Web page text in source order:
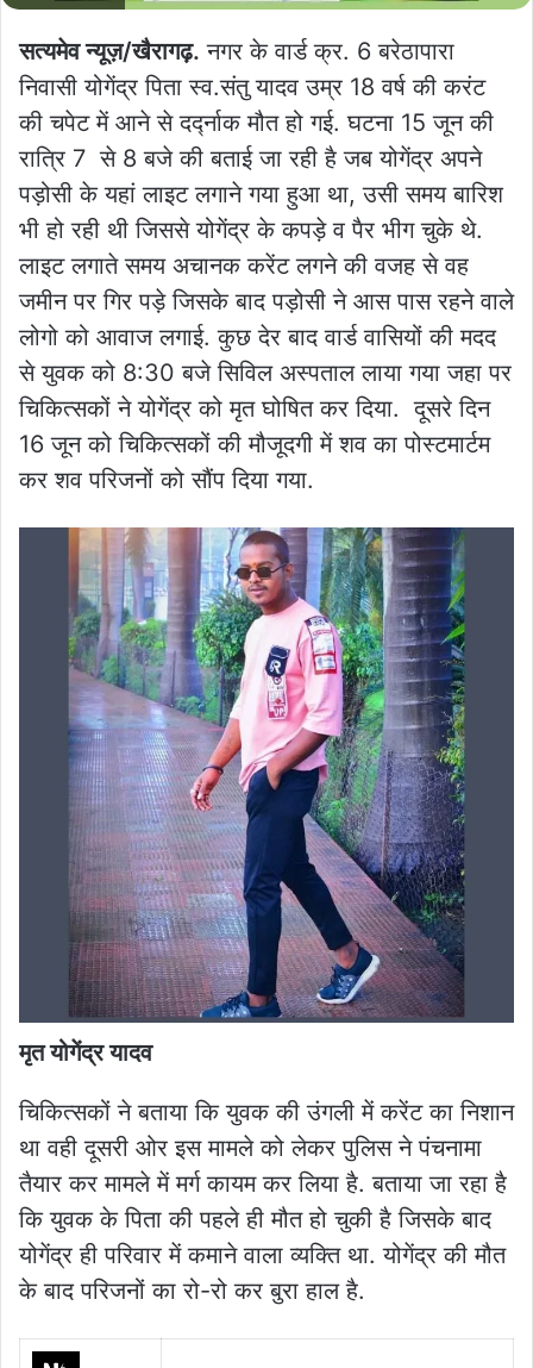
सत्यमेव न्यूज़/खैरागढ़. नगर के वार्ड क्र. 6 बरेठापारा
निवासी योगेंद्र पिता स्व.संतु यादव उम्र 18 वर्ष की करंट
की चपेट में आने से दर्द्नाक मौत हो गई. घटना 15 जून की
रात्रि 7 से 8 बजे की बताई जा रही है जब योगेंद्र अपने
पड़ोसी के यहां लाइट लगाने गया हुआ था, उसी समय बारिश
भी हो रही थी जिससे योगेंद्र के कपड़े व पैर भीग चुके थे.
लाइट लगाते समय अचानक करेंट लगने की वजह से वह
जमीन पर गिर पड़े जिसके बाद पड़ोसी ने आस पास रहने वाले
लोगो को आवाज लगाई. कुछ देर बाद वार्ड वासियों की मदद
से युवक को 8:30 बजे सिविल अस्पताल लाया गया जहा पर
चिकित्सकों ने योगेंद्र को मृत घोषित कर दिया. दूसरे दिन
16 जून को चिकित्सकों की मौजूदगी में शव का पोस्टमार्टम
कर शव परिजनों को सौंप दिया गया.
मृत योगेंद्र यादव
चिकित्सकों ने बताया कि युवक की उंगली में करेंट का निशान
था वही दूसरी ओर इस मामले को लेकर पुलिस ने पंचनामा
तैयार कर मामले में मर्ग कायम कर लिया है. बताया जा रहा है
कि युवक के पिता की पहले ही मौत हो चुकी है जिसके बाद
योगेंद्र ही परिवार में कमाने वाला व्यक्ति था. योगेंद्र की मौत
के बाद परिजनों का रो-रो कर बुरा हाल है.